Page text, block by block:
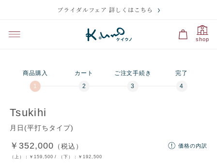
ブライダルフェア 詳しくはこちら
shop
商品購入 カート ご注文手続き 完了
Tsukihi
月日(平打ちタイプ)
￥352,000 （税込）
（上）： ￥159,500 / （下）： ￥192,500
価格の内訳
刻印の入力に関する注意点 残り